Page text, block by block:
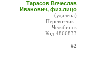
Тарасов Вячеслав
Иванович, физ.лицо
(удалена)
Перевозчик ,
Челябинск
Код:4866833
#2